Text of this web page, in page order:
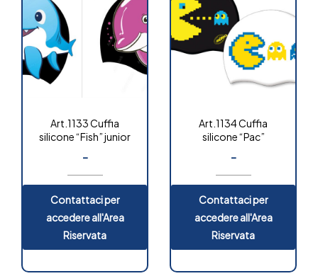
Art.1133 Cuffia
silicone “Fish” junior
-
Contattaci per
accedere all'Area
Riservata
Art.1134 Cuffia
silicone “Pac”
-
Contattaci per
accedere all'Area
Riservata